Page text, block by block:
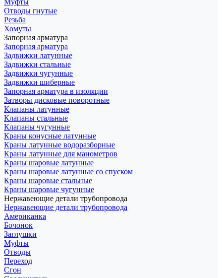
Муфты
Отводы гнутые
Резьба
Хомуты
Запорная арматура
Запорная арматура
Задвижки латунные
Задвижки стальные
Задвижки чугунные
Задвижки шиберные
Запорная арматура в изоляции
Затворы дисковые поворотные
Клапаны латунные
Клапаны стальные
Клапаны чугунные
Краны конусные латунные
Краны латунные водоразборные
Краны латунные для манометров
Краны шаровые латунные
Краны шаровые латунные со спуском
Краны шаровые стальные
Краны шаровые чугунные
Нержавеющие детали трубопровода
Нержавеющие детали трубопровода
Американка
Бочонок
Заглушки
Муфты
Отводы
Переход
Сгон